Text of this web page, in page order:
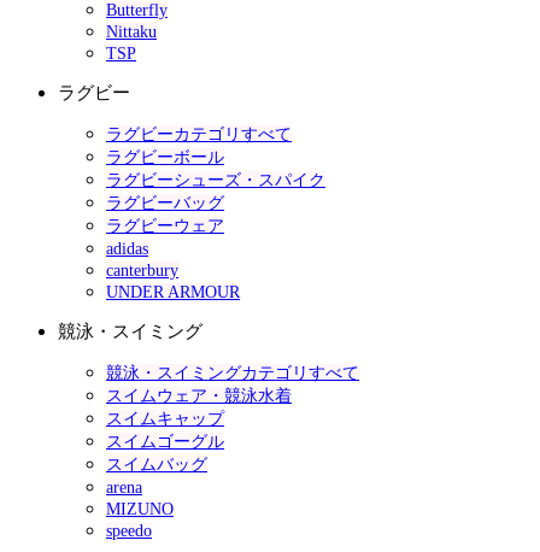
Butterfly
Nittaku
TSP
ラグビー
ラグビーカテゴリすべて
ラグビーボール
ラグビーシューズ・スパイク
ラグビーバッグ
ラグビーウェア
adidas
canterbury
UNDER ARMOUR
競泳・スイミング
競泳・スイミングカテゴリすべて
スイムウェア・競泳水着
スイムキャップ
スイムゴーグル
スイムバッグ
arena
MIZUNO
speedo